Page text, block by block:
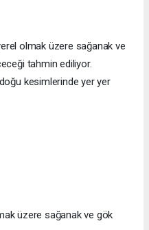
olmak üzere sağanak ve
tahmin ediliyor.
kesimlerinde yer yer
üzere sağanak ve gök